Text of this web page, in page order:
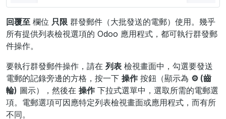
回覆至 欄位 只限 群發郵件（大批發送的電郵）使用。幾乎
所有提供列表檢視選項的 Odoo 應用程式，都可執行群發郵
件操作。
要執行群發郵件操作，請在 列表 檢視畫面中，勾選要發送
電郵的記錄旁邊的方格，按一下 操作按鈕（顯示為 ⚙️ (齒
輪) 圖示），然後在 操作下拉式選單中，選取所需的電郵選
項。電郵選項可因應特定列表檢視畫面或應用程式，而有所
不同。